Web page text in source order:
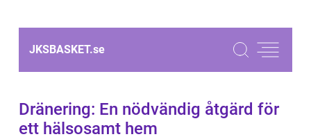
JKSBASKET.se
Dränering: En nödvändig åtgärd för
ett hälsosamt hem